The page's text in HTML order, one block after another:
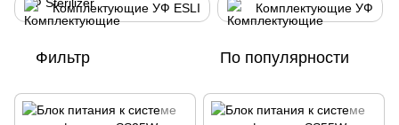
Комплектующие УФ ESLI Комплектующие УФ
Фильтр По популярности